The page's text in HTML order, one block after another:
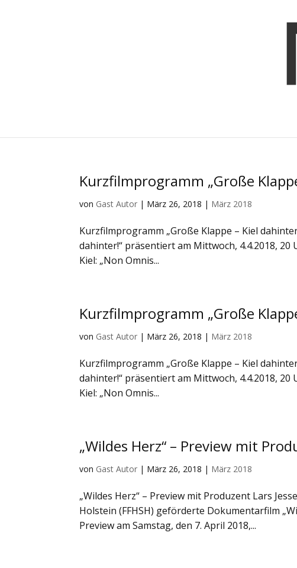
Kurzfilmprogramm „Große
von Gast Autor | März 26, 2018 | März 2018
Kurzfilmprogramm „Große Klappe – Kiel
dahinter!“ präsentiert am Mittwoch, 4.4.2018,
Kiel: „Non Omnis...
Kurzfilmprogramm „Große
von Gast Autor | März 26, 2018 | März 2018
Kurzfilmprogramm „Große Klappe – Kiel
dahinter!“ präsentiert am Mittwoch, 4.4.2018,
Kiel: „Non Omnis...
„Wildes Herz“ – Preview mit
von Gast Autor | März 26, 2018 | März 2018
„Wildes Herz“ – Preview mit Produzent Lars
Holstein (FFHSH) geförderte Dokumentarfilm
Preview am Samstag, den 7. April 2018,...